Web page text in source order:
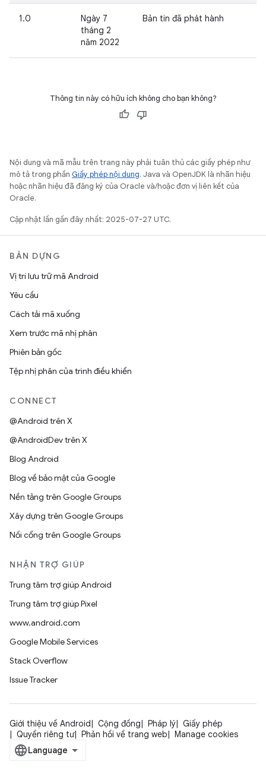
1.0
Ngày 7
tháng 2
năm 2022
Bản tin đã phát hành
Thông tin này có hữu ích không cho bạn không?
Nội dung và mã mẫu trên trang này phải tuân thủ các giấy phép như
mô tả trong phần Giấy phép nội dung. Java và OpenJDK là nhãn hiệu
hoặc nhãn hiệu đã đăng ký của Oracle và/hoặc đơn vị liên kết của
Oracle.
Cập nhật lần gần đây nhất: 2025-07-27 UTC.
BẢN DỰNG
Vị trí lưu trữ mã Android
Yêu cầu
Cách tải mã xuống
Xem trước mã nhị phân
Phiên bản gốc
Tệp nhị phân của trình điều khiển
CONNECT
@Android trên X
@AndroidDev trên X
Blog Android
Blog về bảo mật của Google
Nền tảng trên Google Groups
Xây dựng trên Google Groups
Nối cổng trên Google Groups
NHẬN TRỢ GIÚP
Trung tâm trợ giúp Android
Trung tâm trợ giúp Pixel
www.android.com
Google Mobile Services
Stack Overflow
Issue Tracker
Giới thiệu về Android Cộng đồng Pháp lý
Giấy phép
Quyền riêng tư
Phản hồi về trang web Manage cookies